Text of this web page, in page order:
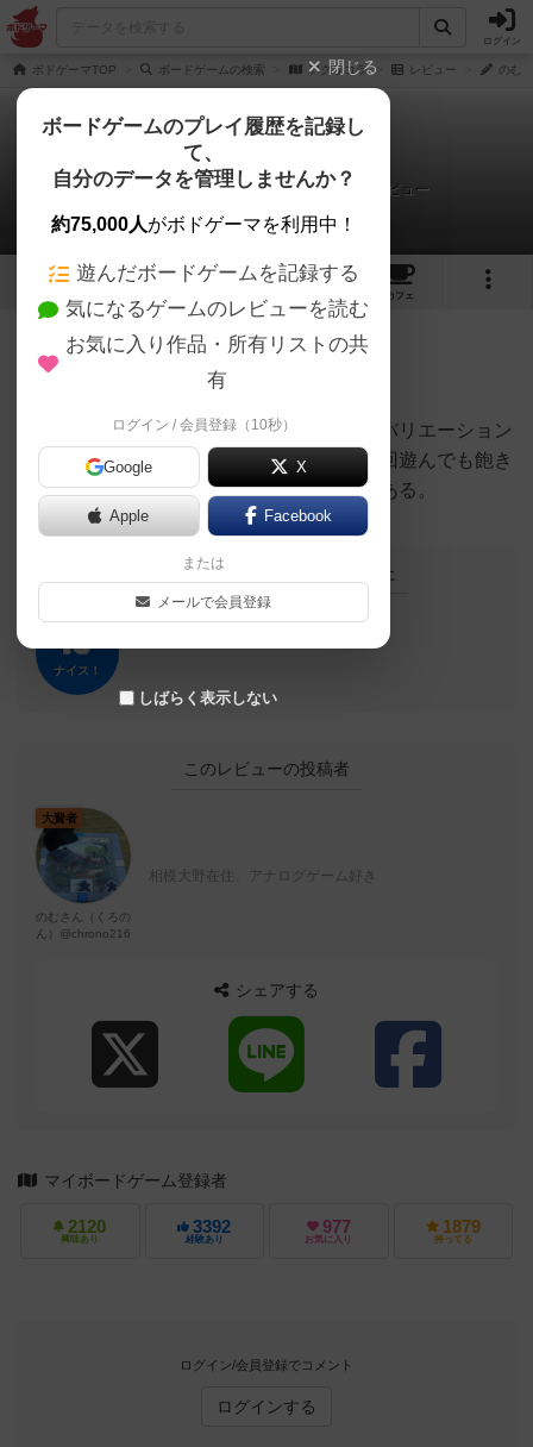
ログイン
ボドゲーマTOP ボードゲームの検索 アグリコラ レビュー のむ
アグリコラ
のむさん（くろのん）@chrono216さんのレビュー
14 3 43
カフェ
442名 0名 0 4年弱前
カード効果がテキストで表現されており、バリエーション
が豊富。その組み合わせが毎回新鮮で、何回遊んでも飽き
ない。できあがる農場が可愛く、満足感がある。
この投稿に0 しました
ナイス！
このレビューの投稿者
大賢者
のむさん（くろの
ん）@chrono216
相模大野在住、アナログゲーム好き
シェアする
マイボードゲーム登録者
2120
興味あり
3392
経験あり
977
お気に入り
1879
持ってる
ログイン/会員登録でコメント
ログインする
閉じる
ボードゲームのプレイ履歴を記録し
て、
自分のデータを管理しませんか？
約75,000人がボドゲーマを利用中！
遊んだボードゲームを記録する
気になるゲームのレビューを読む
お気に入り作品・所有リストの共
有
ログイン / 会員登録（10秒）
Google X
Apple Facebook
または
メールで会員登録
しばらく表示しない